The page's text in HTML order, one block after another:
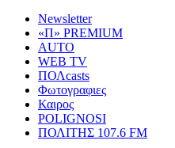
Newsletter
«Π» PREMIUM
AUTO
WEB TV
ΠΟΛcasts
Φωτογραφιες
Καιρος
POLIGNOSI
ΠΟΛΙΤΗΣ 107.6 FM